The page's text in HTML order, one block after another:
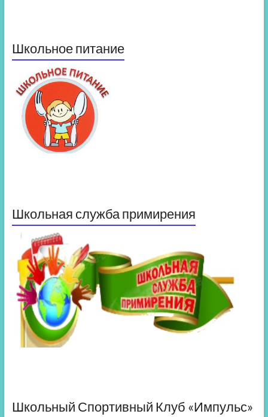
Школьное питание
Школьная служба примирения
Школьный Спортивный Клуб «Импульс»